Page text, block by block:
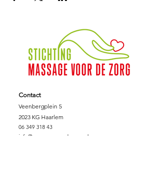
Contact
Veenbergplein 5
2023 KG Haarlem
06 349 318 43
info@massagevoordezorg.nl